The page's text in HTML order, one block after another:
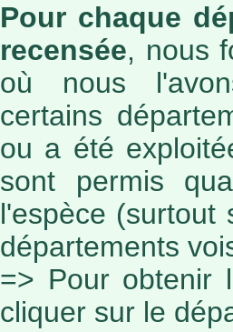
Pour chaque
recensée, nous
où nous
certains
ou a été
sont permis
l'espèce (surtout
départements
=> Pour obtenir
cliquer sur le